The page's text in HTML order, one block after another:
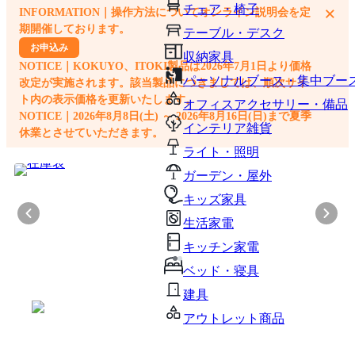
チェア・椅子
テーブル・デスク
収納家具
パーソナルブース・集中ブー
オフィスアクセサリー・備品
インテリア雑貨
ライト・照明
ガーデン・屋外
キッズ家具
生活家電
キッチン家電
ベッド・寝具
建具
アウトレット商品
他のサイトで見つけた商品ページのURLを貼り付けて、カートに追加できます
INFORMATION｜操作方法についてオンライン説明会を定
期開催しております。
お申込み
NOTICE｜KOKUYO、ITOKI製品は2026年7月1日より価格
改定が実施されます。該当製品につきましては、順次サイ
ト内の表示価格を更新いたします。
NOTICE｜2026年8月8日(土) ～ 2026年8月16日(日)まで夏季
休業とさせていただきます。
×